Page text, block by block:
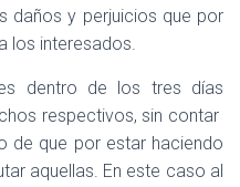
daños y perjuicios que por
los interesados.
dentro de los tres días
respectivos, sin contar
de que por estar haciendo
aquellas. En este caso al